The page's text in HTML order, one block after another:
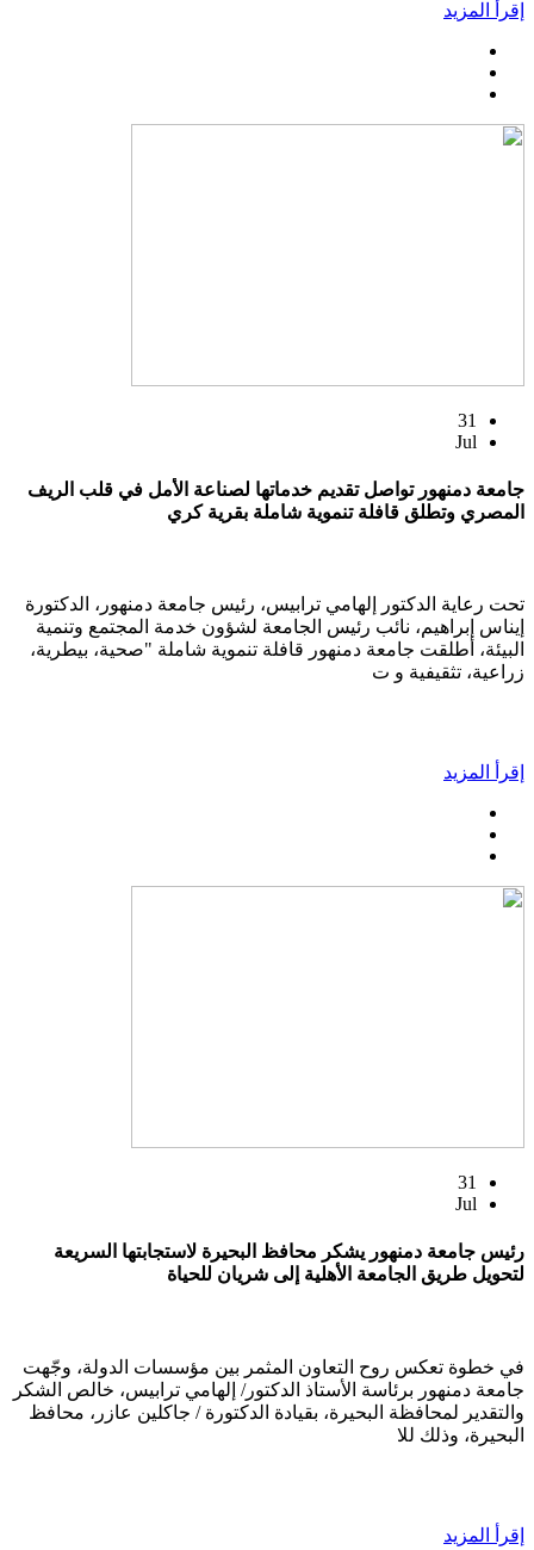
إقرأ المزيد
31
Jul
جامعة دمنهور تواصل تقديم خدماتها لصناعة الأمل في قلب الريف
المصري وتطلق قافلة تنموية شاملة بقرية كري
تحت رعاية الدكتور إلهامي ترابيس، رئيس جامعة دمنهور، الدكتورة
إيناس إبراهيم، نائب رئيس الجامعة لشؤون خدمة المجتمع وتنمية
البيئة، أطلقت جامعة دمنهور قافلة تنموية شاملة "صحية، بيطرية،
زراعية، تثقيفية و ت
إقرأ المزيد
31
Jul
رئيس جامعة دمنهور يشكر محافظ البحيرة لاستجابتها السريعة
لتحويل طريق الجامعة الأهلية إلى شريان للحياة
في خطوة تعكس روح التعاون المثمر بين مؤسسات الدولة، وجّهت
جامعة دمنهور برئاسة الأستاذ الدكتور/ إلهامي ترابيس، خالص الشكر
والتقدير لمحافظة البحيرة، بقيادة الدكتورة / جاكلين عازر، محافظ
البحيرة، وذلك للا
إقرأ المزيد